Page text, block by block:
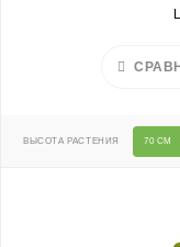
ВЫСОТА РАСТЕНИЯ 70 СМ